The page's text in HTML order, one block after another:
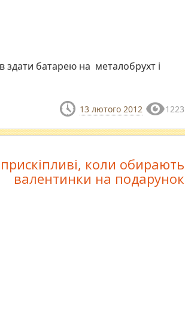
здати батарею на металобрухт і
13 лютого 2012 1223
коли обирають
валентинки на подарунок